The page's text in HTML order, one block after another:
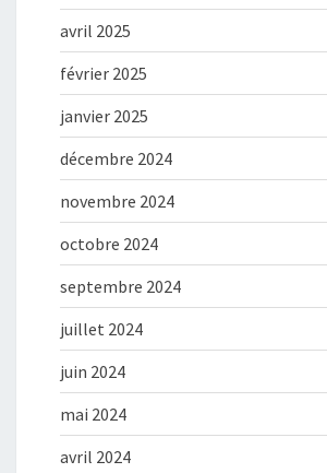
avril 2025
février 2025
janvier 2025
décembre 2024
novembre 2024
octobre 2024
septembre 2024
juillet 2024
juin 2024
mai 2024
avril 2024